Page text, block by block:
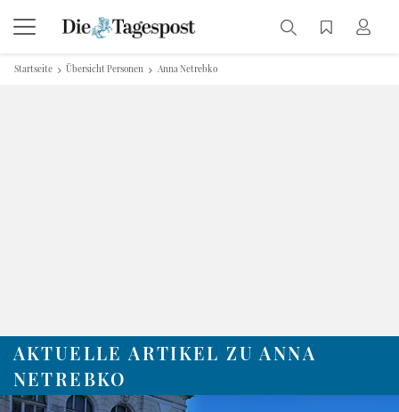
Startseite Übersicht Personen Anna Netrebko
AKTUELLE ARTIKEL ZU ANNA
NETREBKO